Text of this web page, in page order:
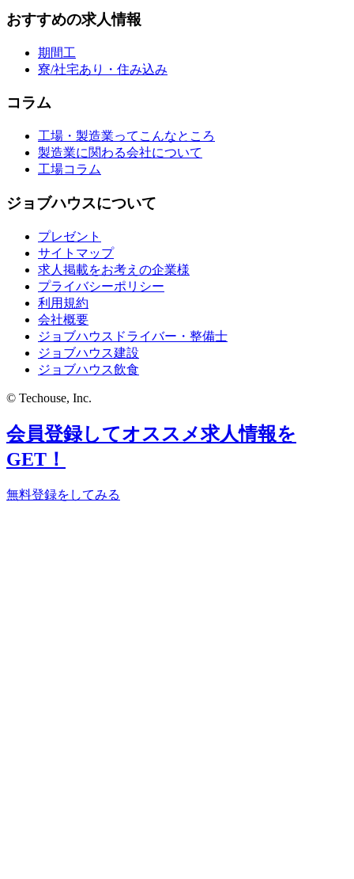
おすすめの求人情報
期間工
寮/社宅あり・住み込み
コラム
工場・製造業ってこんなところ
製造業に関わる会社について
工場コラム
ジョブハウスについて
プレゼント
サイトマップ
求人掲載をお考えの企業様
プライバシーポリシー
利用規約
会社概要
ジョブハウスドライバー・整備士
ジョブハウス建設
ジョブハウス飲食
© Techouse, Inc.
会員登録してオススメ求人情報を
GET！
無料登録をしてみる